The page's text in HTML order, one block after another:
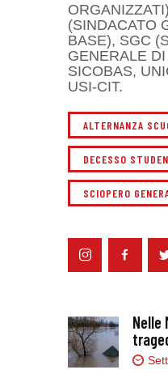
(SINDACATO
BASE), SGC
GENERALE
SICOBAS,
USI-CIT.
ALTERNANZA
DECESSO
SCIOPERO
Nelle